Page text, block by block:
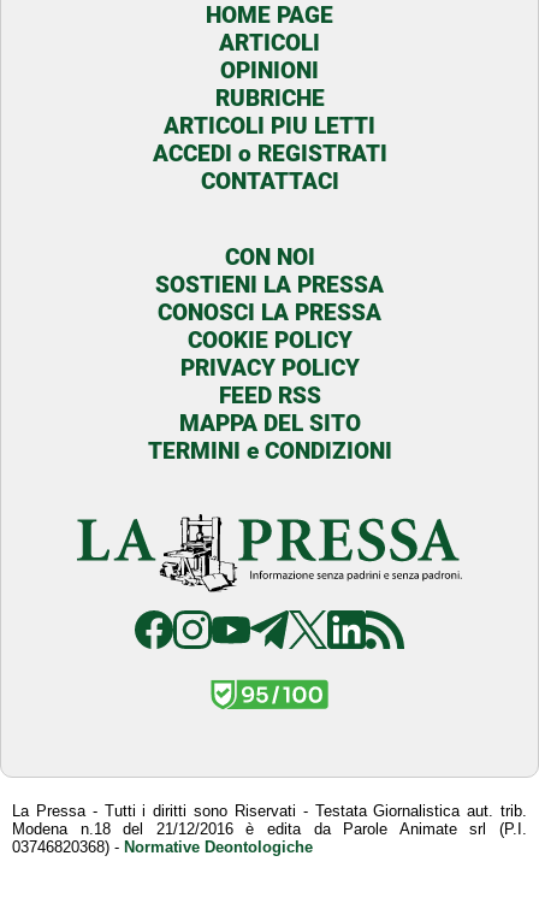
HOME PAGE
ARTICOLI
OPINIONI
RUBRICHE
ARTICOLI PIU LETTI
ACCEDI o REGISTRATI
CONTATTACI
CON NOI
SOSTIENI LA PRESSA
CONOSCI LA PRESSA
COOKIE POLICY
PRIVACY POLICY
FEED RSS
MAPPA DEL SITO
TERMINI e CONDIZIONI
La Pressa - Tutti i diritti sono Riservati - Testata Giornalistica aut. trib.
Modena n.18 del 21/12/2016 è edita da Parole Animate srl (P.I.
03746820368) - Normative Deontologiche